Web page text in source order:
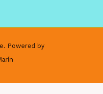
Powered by